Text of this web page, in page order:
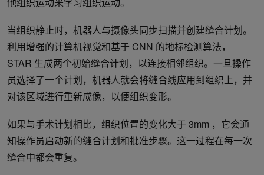
当组织静止时，机器人与摄像头同步扫描并创建缝合计划。
利用增强的计算机视觉和基于 CNN 的地标检测算法，
STAR 生成两个初始缝合计划，以连接相邻组织。一旦操作
员选择了一个计划，机器人就会将缝合线应用到组织上，并
对该区域进行重新成像，以便组织变形。
如果与手术计划相比，组织位置的变化大于 3mm ，它会通
知操作员启动新的缝合计划和批准步骤。这一过程在每一次
缝合中都会重复。